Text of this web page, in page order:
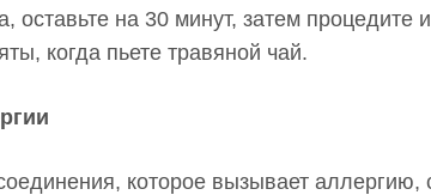
на 30 минут, затем процедите
когда пьете травяной чай.
которое вызывает